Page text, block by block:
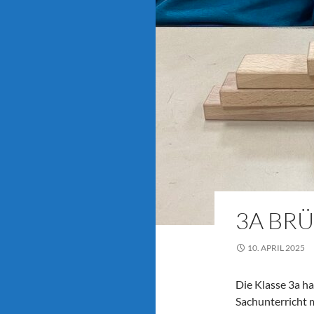
3A
10. APRIL 2025
Die Klasse 3a
Sachunterricht